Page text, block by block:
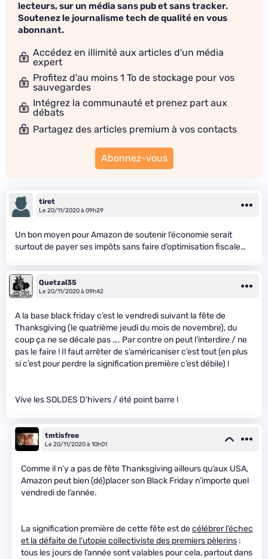
lecteurs, sur un média sans pub et sans tracker.
Soutenez le journalisme tech de qualité en vous
abonnant.
Accédez en illimité aux articles d'un média
expert
Profitez d'au moins 1 To de stockage pour vos
sauvegardes
Intégrez la communauté et prenez part aux
débats
Partagez des articles premium à vos contacts
Abonnez-vous
tiret
Le 20/11/2020 à 09h29
Un bon moyen pour Amazon de soutenir l’économie serait
surtout de payer ses impôts sans faire d’optimisation fiscale…
Quetzal35
Le 20/11/2020 à 09h42
A la base black friday c’est le vendredi suivant la fête de
Thanksgiving (le quatrième jeudi du mois de novembre), du
coup ça ne se décale pas …. Par contre on peut l’interdire / ne
pas le faire ! Il faut arrêter de s’américaniser c’est tout (en plus
si c’est pour perdre la signification première c’est débile) !
Vive les SOLDES D’hivers / été point barre !
tmtisfree
Le 20/11/2020 à 10h01
Comme il n’y a pas de fête Thanksgiving ailleurs qu’aux USA,
Amazon peut bien (dé)placer son Black Friday n’importe quel
vendredi de l’année.
La signification première de cette fête est decélébrer l’échec
et la défaite de l’utopie collectiviste des premiers pèlerins :
tous les jours de l’année sont valables pour cela, partout dans